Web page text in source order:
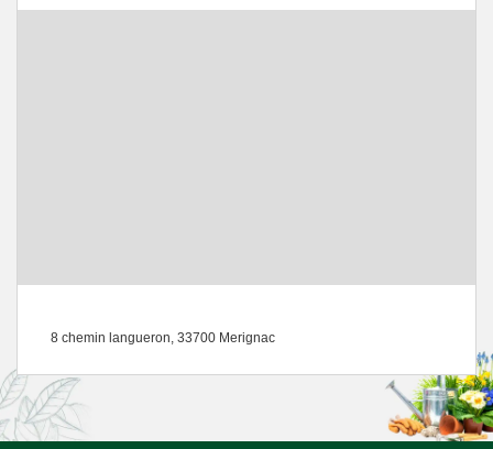
8 chemin langueron, 33700 Merignac